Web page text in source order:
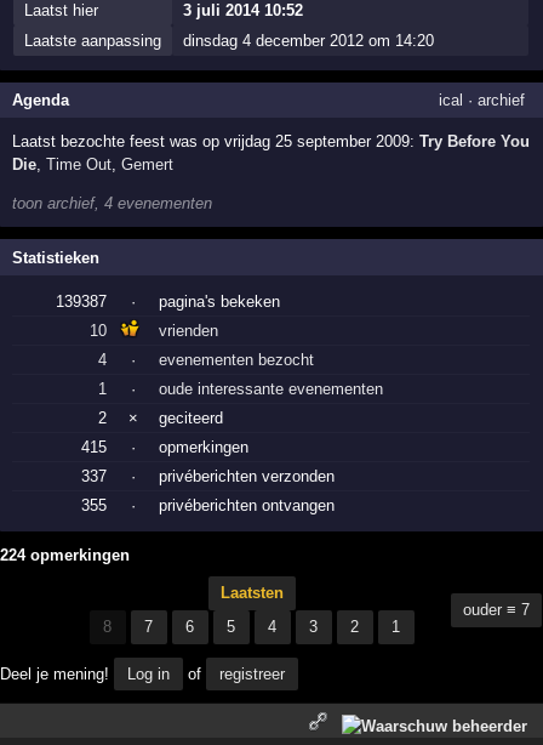
Laatst hier
3 juli 2014 10:52
Laatste aanpassing
dinsdag 4 december 2012 om 14:20
Agenda ical · archief
Laatst bezochte feest was op vrijdag 25 september 2009:Try Before You
Die,Time Out,Gemert
toon archief, 4 evenementen
Statistieken
139387 ·
pagina's bekeken
10
vrienden
4
·
evenementen bezocht
1
·
oude interessante evenementen
2
×
geciteerd
415
·
opmerkingen
337
·
privéberichten verzonden
355
· privéberichten ontvangen
224 opmerkingen
Laatsten
8
7 6 5 4 3 2 1
ouder ≡ 7
Deel je mening! Log in of registreer